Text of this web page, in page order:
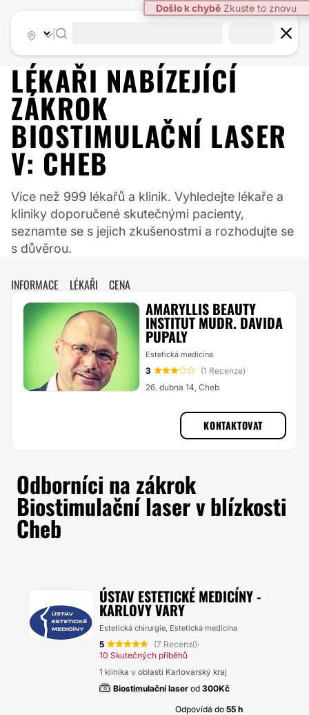
Došlo k chybě Zkuste to znovu
LÉKAŘI NABÍZEJÍCÍ
ZÁKROK
BIOSTIMULAČNÍ LASER
V: CHEB
Více než 999 lékařů a klinik. Vyhledejte lékaře a
kliniky doporučené skutečnými pacienty,
seznamte se s jejich zkušenostmi a rozhodujte se
s důvěrou.
INFORMACE LÉKAŘI CENA
AMARYLLIS BEAUTY
INSTITUT MUDR. DAVIDA
PUPALY
Estetická medicína
3
(1 Recenze)
26. dubna 14, Cheb
KONTAKTOVAT
Odborníci na zákrok
Biostimulační laser v blízkosti
Cheb
ÚSTAV ESTETICKÉ MEDICÍNY -
KARLOVY VARY
Estetická chirurgie, Estetická medicína
5 (7 Recenzí)·
10 Skutečných příběhů
1 klinika v oblasti Karlovarský kraj
Biostimulační laser od 300Kč
Odpovídá do55 h